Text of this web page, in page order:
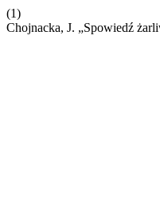
(1)
Chojnacka, J. „Spowiedź